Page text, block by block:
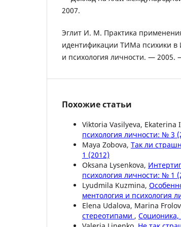
2007.
Эглит И. М. Практика
идентификации ТИМа психики в
и психология личности. —
Похожие статьи
Viktoria Vasilyeva, Ekaterina
психология личности: № 3
Maya Zobova, Так ли
1 (2012)
Oksana Lysenkova,
психология личности: № 1
Lyudmila Kuzmina,
ментология и психология
Elena Udalova, Marina
стереотипами , Соционика,